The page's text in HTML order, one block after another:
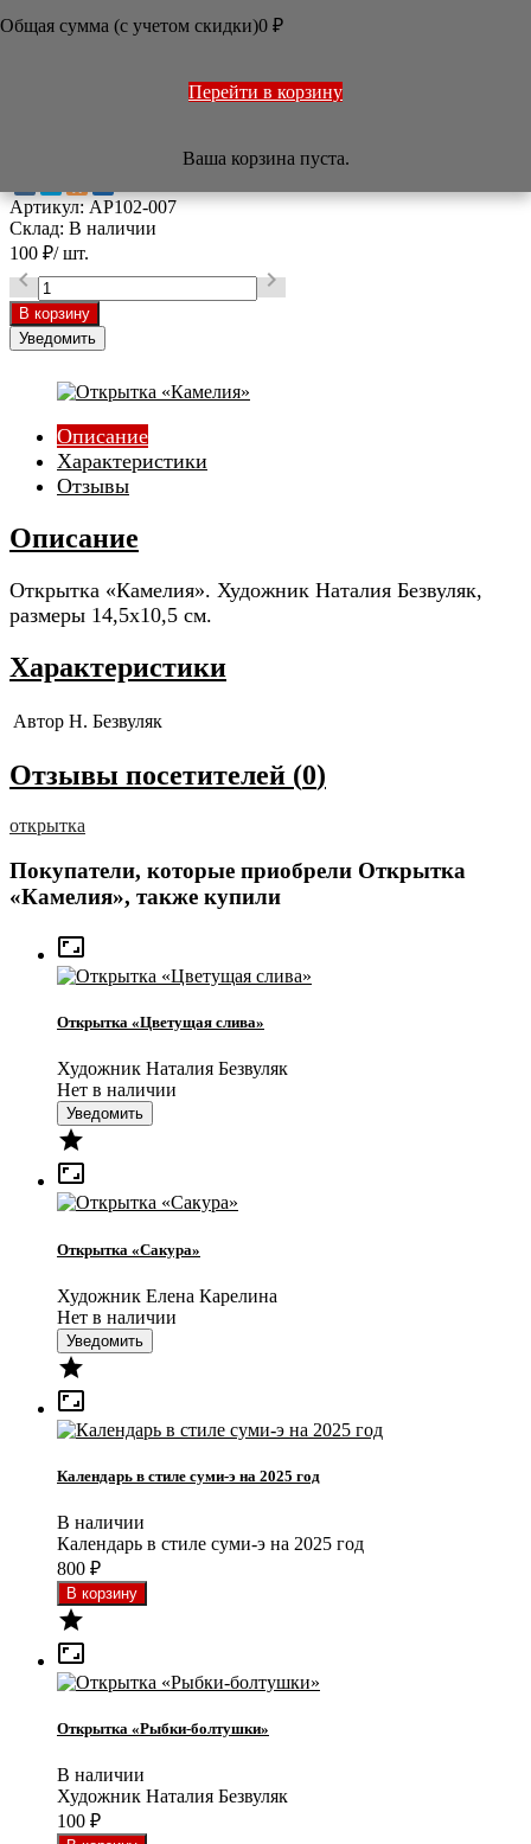
 / Арт-салон Открытки, календари
Артикул:AP102-007
Склад: В наличии
100 ₽/ шт.
 
Уведомить
Описание
Характеристики
Отзывы
Описание
Открытка «Камелия». Художник Наталия Безвуляк,
размеры 14,5x10,5 см.
Характеристики
Автор Н. Безвуляк
Отзывы посетителей (0)
открытка
Покупатели, которые приобрели Открытка
«Камелия», также купили

Открытка «Цветущая слива»
Художник Наталия Безвуляк
Нет в наличии
Уведомить


Открытка «Сакура»
Художник Елена Карелина
Нет в наличии
Уведомить


Календарь в стиле суми-э на 2025 год
В наличии
Календарь в стиле суми-э на 2025 год
800 ₽


Открытка «Рыбки-болтушки»
В наличии
Художник Наталия Безвуляк
100 ₽
Общая сумма (с учетом скидки)0 ₽
Перейти в корзину
Ваша корзина пуста.